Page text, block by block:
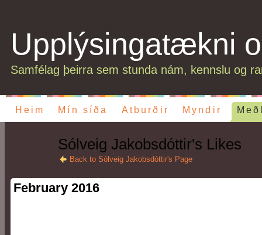
Upplýsingatækni
Samfélag þeirra sem stunda nám, kennslu og
Heim Mín síða Atburðir Myndir
Sólveig Jakobsdóttir's Likes
Back to Sólveig Jakobsdóttir's Page
February 2016